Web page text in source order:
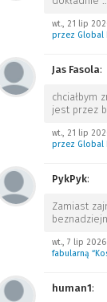
wt., 21 lip
przez Global
Jas Fasola:
chciałbym
jest przez
wt., 21 lip
przez Global
PykPyk:
Zamiast
wt., 7 lip 2026
fabularną
human1: